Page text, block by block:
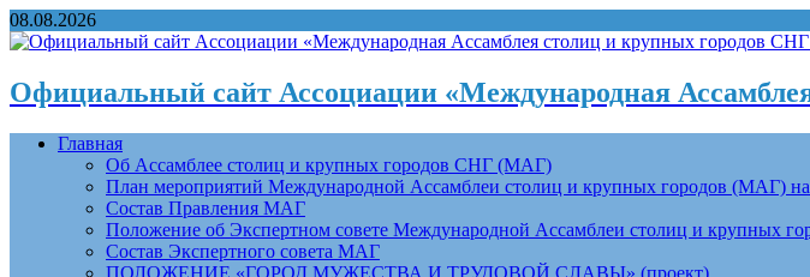
08.08.2026
Официальный сайт Ассоциации «Международная
Главная
Об Ассамблее столиц и крупных городов СНГ (МАГ)
План мероприятий Международной Ассамблеи столиц и крупных городов (МАГ) на
Состав Правления МАГ
Положение об Экспертном совете Международной Ассамблеи столиц и крупных
Состав Экспертного совета МАГ
ПОЛОЖЕНИЕ «ГОРОД МУЖЕСТВА И ТРУДОВОЙ СЛАВЫ» (проект)